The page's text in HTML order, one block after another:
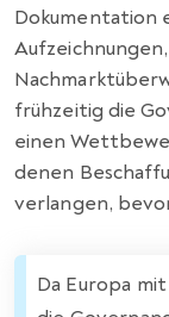
Dokumentation
frühzeitig die
einen
denen
verlangen,
Da Europa